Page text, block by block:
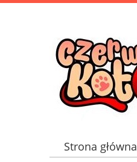
Strona główna